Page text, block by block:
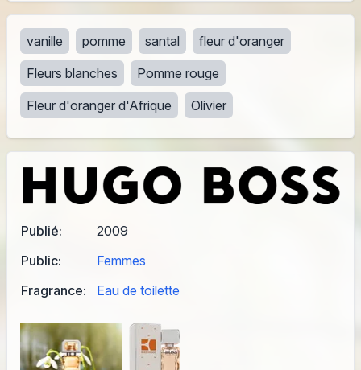
Publié:
2009
Public:
Femmes
Fragrance:
Eau de toilette
vanille pomme santal
fleur d'oranger
Fleurs blanches
Pomme rouge
Fleur d'oranger d'Afrique
Olivier